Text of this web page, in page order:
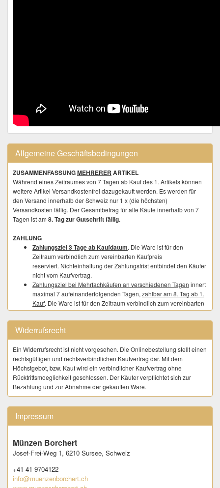
Allgemeine Geschäftsbedingungen
ZUSAMMENFASSUNGMEHRERER ARTIKEL
Während eines Zeitraumes von 7 Tagen ab Kauf des 1. Artikels können
weitere Artikel Versandkostenfrei dazugekauft werden. Es werden für
den Versand innerhalb der Schweiz nur 1 x (die höchsten)
Versandkosten fällig. Der Gesamtbetrag für alle Käufe innerhalb von 7
Tagen ist am 8. Tag zur Gutschrift fällig.
ZAHLUNG
Zahlungsziel 3 Tage ab Kaufdatum. Die Ware ist für den
Zeitraum verbindlich zum vereinbarten Kaufpreis
reserviert. Nichteinhaltung der Zahlungsfrist entbindet den Käufer
nicht vom Kaufvertrag.
Zahlungsziel bei Mehrfachkäufen an verschiedenen Tagen innert
maximal 7 aufeinanderfolgenden Tagen, zahlbar am 8. Tag ab 1.
Kauf. Die Ware ist für den Zeitraum verbindlich zum vereinbarten
Kaufpreis reserviert. Nichteinhaltung der Zahlungsfrist entbindet
den Käufer nicht vom Kaufvertrag.
Bei Bareinzahlung am Postschalter mittels Einzahlungsschein, zzgl. CHF
2.00 für unsere Umtriebe.
- Twint-Zahlung ist möglich bis zu einem Gesamt-Rechnungsbetrag inkl.
Versandkosten in Höhe Fr. 100.00
ABNAHME
dem Kauf eine verbindliche Versandadresse zur Verfügung zu stellen.
Der Versand erfolgt nach vollständigem Zahlungseingang die vom
Käufer auf numisauktion.ch hinterlegte Adresse. Eine abweichende
Lieferadresse ist dem Verkäufer sofort nach dem Kauf über das auf
numisauktion bereitgestellte Formular (Kaufen | gekaufte Artikel | Jetzt
Bezahlen - Käufer möchte bezahlen) mitzuteilen.
Widerrufsrecht
Ein Widerrufsrecht ist nicht vorgesehen. Die Onlinebestellung stellt einen
rechtsgültigen und rechtsverbindlichen Kaufvertrag dar. Mit dem
Höchstgebot, bzw. Kauf wird ein verbindlicher Kaufvertrag ohne
Rücktrittsmoeglichkeit geschlossen. Der Käufer verpflichtet sich zur
Bezahlung und zur Abnahme der gekauften Ware.
Impressum
Münzen Borchert
Josef-Frei-Weg 1, 6210 Sursee, Schweiz
+41 41 9704122
info@muenzenborchert.ch